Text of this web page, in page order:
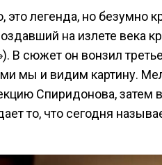
это легенда, но безумно
на излете века
В сюжет он вонзил
мы и видим картину.
Спиридонова, затем
то, что сегодня